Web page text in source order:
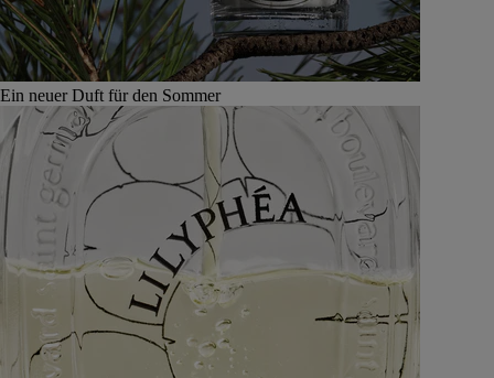
Ein neuer Duft für den Sommer